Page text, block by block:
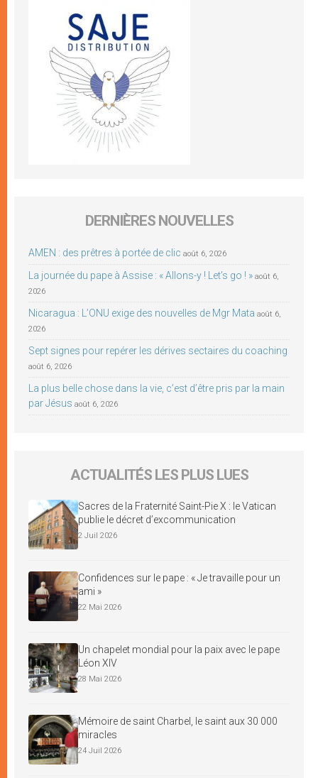
DERNIÈRES NOUVELLES
AMEN : des prêtres à portée de clic août 6, 2026
La journée du pape à Assise : « Allons-y ! Let’s go ! » août 6,
2026
Nicaragua : L’ONU exige des nouvelles de Mgr Mata août 6,
2026
Sept signes pour repérer les dérives sectaires du coaching
août 6, 2026
La plus belle chose dans la vie, c’est d’être pris par la main
par Jésus août 6, 2026
ACTUALITÉS LES PLUS LUES
Sacres de la Fraternité Saint-Pie X : le Vatican
publie le décret d’excommunication
2 Juil 2026
Confidences sur le pape : « Je travaille pour un
ami »
22 Mai 2026
Un chapelet mondial pour la paix avec le pape
Léon XIV
28 Mai 2026
Mémoire de saint Charbel, le saint aux 30 000
miracles
24 Juil 2026